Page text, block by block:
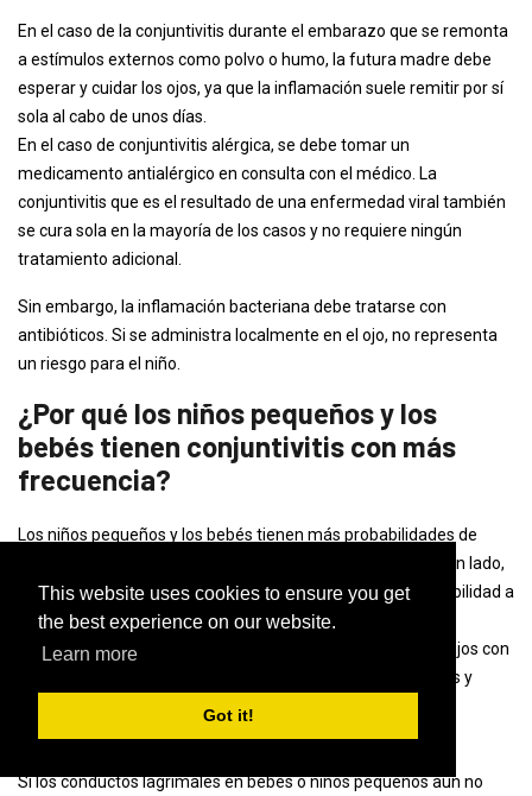
This website uses cookies to ensure you get
the best experience on our website.
Learn more
Got it!
En el caso de la conjuntivitis durante el embarazo que se remonta
a estímulos externos como polvo o humo, la futura madre debe
esperar y cuidar los ojos, ya que la inflamación suele remitir por sí
sola al cabo de unos días.
En el caso de conjuntivitis alérgica, se debe tomar un
medicamento antialérgico en consulta con el médico. La
conjuntivitis que es el resultado de una enfermedad viral también
se cura sola en la mayoría de los casos y no requiere ningún
tratamiento adicional.
Sin embargo, la inflamación bacteriana debe tratarse con
antibióticos. Si se administra localmente en el ojo, no representa
un riesgo para el niño.
¿Por qué los niños pequeños y los
bebés tienen conjuntivitis con más
frecuencia?
Los niños pequeños y los bebés tienen más probabilidades de
desarrollar conjuntivitis que los adultos. Esto se debe, por un lado,
al hecho de que sus ojos reaccionan con mucha más sensibilidad a
los estímulos ambientales y, por otro lado, a que a menudo
inconscientemente se frotan los ojos con suciedad en los ojos con
las manos. Dado que tienen mucho contacto con familiares y
otros niños a través del juego, el riesgo de contraer una
Si los conductos lagrimales en bebés o niños pequeños aún no